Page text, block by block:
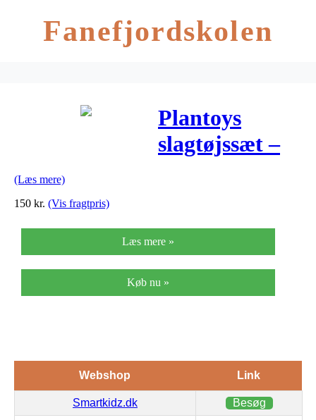
Fanefjordskolen
Plantoys
slagtøjssæt –
(Læs mere)
150 kr. (Vis fragtpris)
Læs mere »
Køb nu »
Webshop Link
Smartkidz.dk Besøg